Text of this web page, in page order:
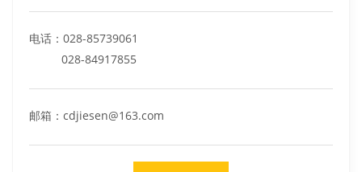
电话：028-85739061
028-84917855
邮箱：cdjiesen@163.com